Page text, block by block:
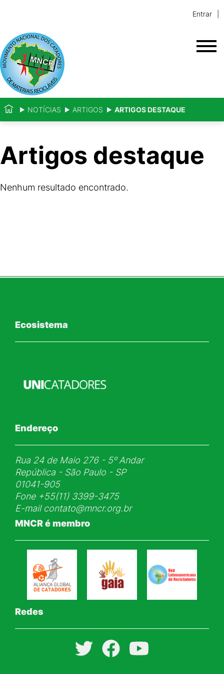
Entrar
NOTÍCIAS ARTIGOS ARTIGOS DESTAQUE
Artigos destaque
Nenhum resultado encontrado.
Ecosistema
Endereço
Rua 24 de Maio 276 - 5ᵒ Andar
República - São Paulo - SP
01041-905
Fone+55(11) 3399-3475
E-mail contato@mncr.org.br
MNCR é membro
Redes